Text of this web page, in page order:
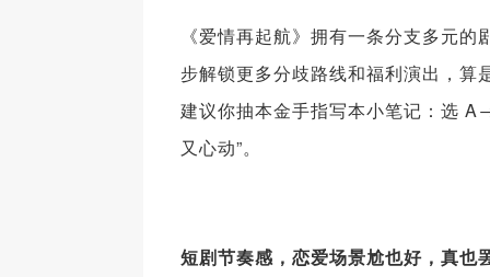
《爱情再起航》拥有一条分支多元
步解锁更多分歧路线和福利演出，
建议你抽本金手指写本小笔记：选
又心动”。
短剧节奏感，恋爱场景尬也好，真也